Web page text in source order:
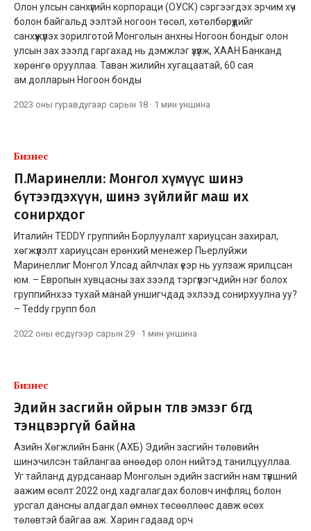
Олон улсын санхүүгийн корпораци (ОУСК) сэргээгдэх эрчим хүч
болон байгальд ээлтэй ногоон төсөл, хөтөлбөрүүдийг
санхүүжүүлэх зорилготой Монголын анхны Ногоон бондыг олон
улсын зах зээлд гаргахад нь дэмжлэг үзүүлж, ХААН Банканд
хөрөнгө орууллаа. Таван жилийн хугацаатай, 60 сая
ам.долларын Ногоон бонды
2023 оны гуравдугаар сарын 18 · 1 мин уншина
Бизнес
П.Маринелли: Монгол хүмүүс шинэ
бүтээгдэхүүн, шинэ зүйлийг маш их
сонирхдог
Италийн TEDDY группийн Борлуулалт хариуцсан захирал,
хөгжүүлэлт хариуцсан ерөнхий менежер Пьерлуйжи
Маринеллиг Монгол Улсад айлчлах үеэр нь уулзаж ярилцсан
юм. – Европын хувцасны зах зээлд тэргүүлэгчдийн нэг болох
группийнхээ тухай манай уншигчдад эхлээд сонирхуулна уу?
– Teddy групп бол
2022 оны есдүгээр сарын 29 · 1 мин уншина
Бизнес
Эдийн засгийн ойрын төлөв эмзэг бөгөөд
тэнцвэргүй байна
Азийн Хөгжлийн Банк (АХБ) Эдийн засгийн төлөвийн
шинэчилсэн тайлангаа өнөөдөр олон нийтэд танилцууллаа.
Уг тайланд дурдсанаар Монголын эдийн засгийн нам түвшний
аажим өсөлт 2022 онд хадгалагдах боловч инфляц болон
урсгал дансны алдагдал өмнөх төсөөллөөс давж өсөх
төлөвтэй байгаа аж. Харин гадаад орч